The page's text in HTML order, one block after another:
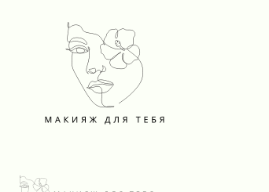
Макияж